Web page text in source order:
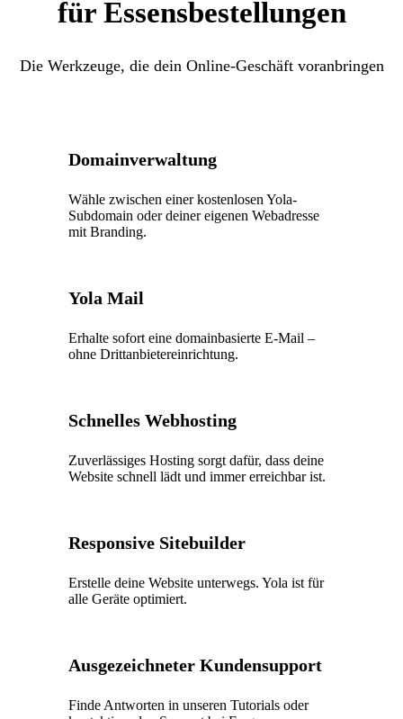
für Essensbestellungen
Die Werkzeuge, die dein Online-Geschäft voranbringen
Domainverwaltung
Wähle zwischen einer kostenlosen Yola-
Subdomain oder deiner eigenen Webadresse
mit Branding.
Yola Mail
Erhalte sofort eine domainbasierte E-Mail –
ohne Drittanbietereinrichtung.
Schnelles Webhosting
Zuverlässiges Hosting sorgt dafür, dass deine
Website schnell lädt und immer erreichbar ist.
Responsive Sitebuilder
Erstelle deine Website unterwegs. Yola ist für
alle Geräte optimiert.
Ausgezeichneter Kundensupport
Finde Antworten in unseren Tutorials oder